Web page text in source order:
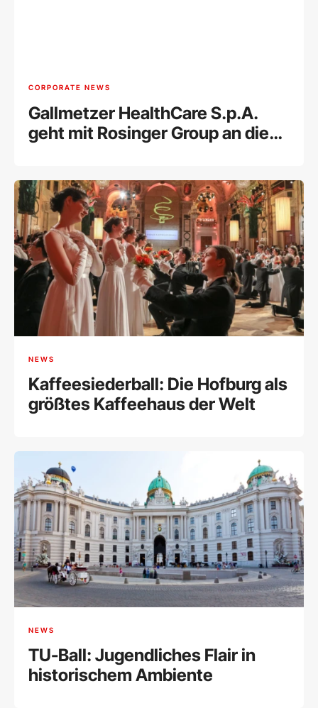
CORPORATE NEWS
Gallmetzer HealthCare S.p.A.
geht mit Rosinger Group an die
NEWS
Kaffeesiederball: Die Hofburg als
größtes Kaffeehaus der Welt
NEWS
TU-Ball: Jugendliches Flair in
historischem Ambiente